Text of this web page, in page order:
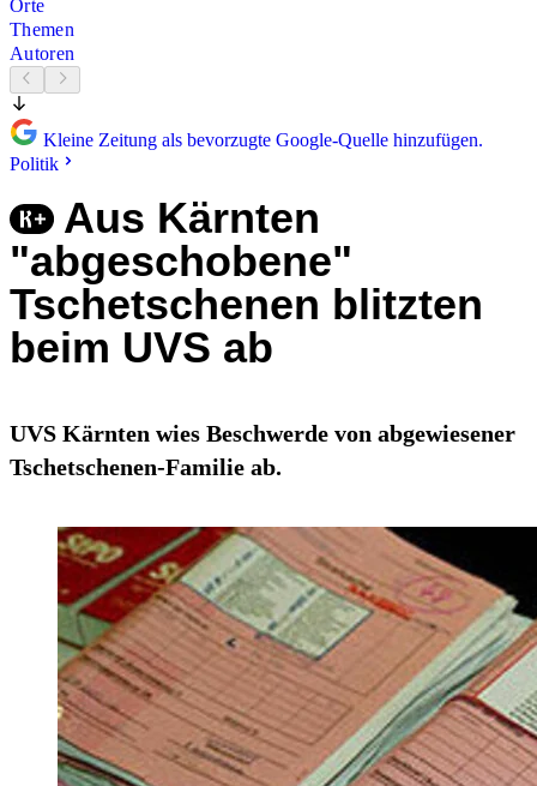
Orte
Themen
Autoren
Kleine Zeitung als bevorzugte Google-Quelle hinzufügen.
Politik
Aus Kärnten
"abgeschobene"
Tschetschenen blitzten
beim UVS ab
UVS Kärnten wies Beschwerde von abgewiesener
Tschetschenen-Familie ab.